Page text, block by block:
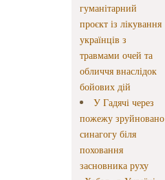
гуманітарний
проєкт із лікування
українців з
травмами очей та
обличчя внаслідок
бойових дій
У Гадячі через
пожежу зруйновано
синагогу біля
поховання
засновника руху